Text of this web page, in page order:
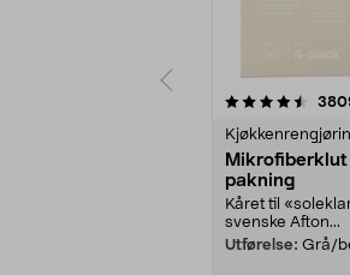
pakning
Kåret til
svenske Afton...
Utførelse: Grå/
4.5av